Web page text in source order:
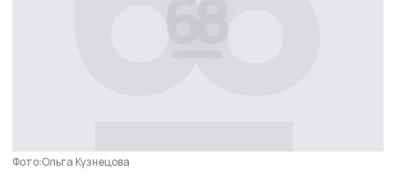
Фото:Ольга Кузнецова